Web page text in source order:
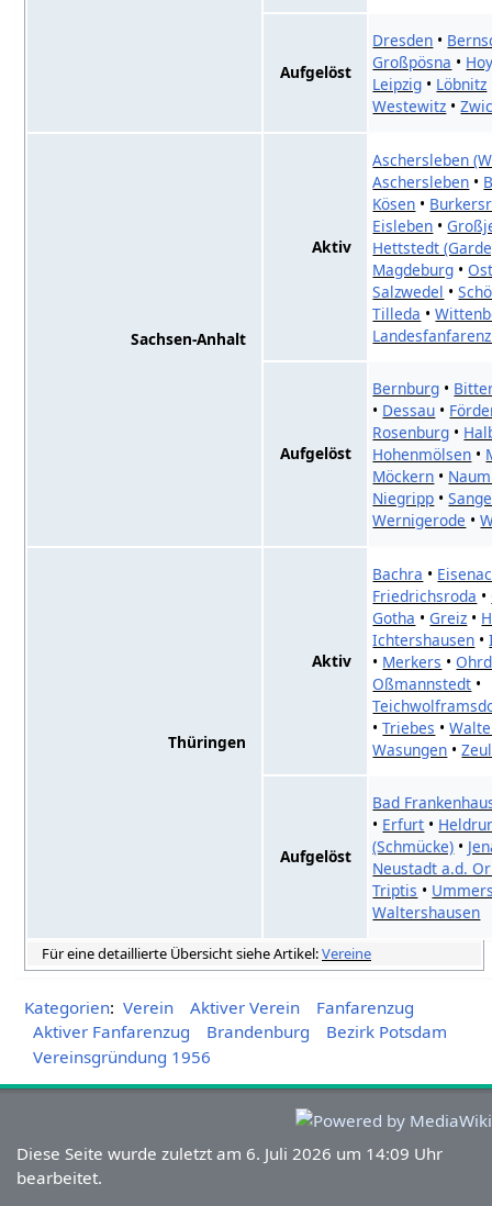
Aufgelöst
Dresden •
Großpösna •
Leipzig • Löbnitz
Westewitz •
Sachsen-Anhalt
Aktiv
Aschersleben
Aschersleben •
Kösen •
Eisleben •
Hettstedt
Magdeburg •
Salzwedel •
Tilleda •
Aufgelöst
Bernburg •
• Dessau •
Rosenburg •
Hohenmölsen •
Möckern •
Niegripp •
Wernigerode •
Thüringen
Aktiv
Bachra •
Friedrichsroda •
Gotha •Greiz •
Ichtershausen •
• Merkers •
Oßmannstedt •
•Triebes •
Wasungen •
Aufgelöst
Bad
• Erfurt •
(Schmücke) •
Neustadt a.d.
Triptis •
Waltershausen
Für eine detaillierte Übersicht siehe Artikel:Vereine
Kategorien: Verein Aktiver Verein
Fanfarenzug
Aktiver Fanfarenzug
Brandenburg
Bezirk Potsdam
Vereinsgründung 1956
Diese Seite wurde zuletzt am 6. Juli 2026 um 14:09 Uhr
bearbeitet.